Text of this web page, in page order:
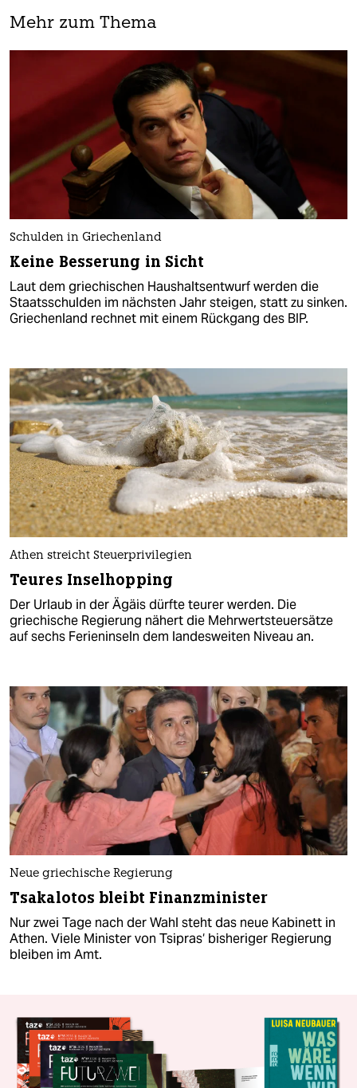
Mehr zum Thema
Schulden in Griechenland
Keine Besserung in Sicht
Laut dem griechischen Haushaltsentwurf werden die
Staatsschulden im nächsten Jahr steigen, statt zu sinken.
Griechenland rechnet mit einem Rückgang des BIP.
Athen streicht Steuerprivilegien
Teures Inselhopping
Der Urlaub in der Ägäis dürfte teurer werden. Die
griechische Regierung nähert die Mehrwertsteuersätze
auf sechs Ferieninseln dem landesweiten Niveau an.
Neue griechische Regierung
Tsakalotos bleibt Finanzminister
Nur zwei Tage nach der Wahl steht das neue Kabinett in
Athen. Viele Minister von Tsipras‘ bisheriger Regierung
bleiben im Amt.